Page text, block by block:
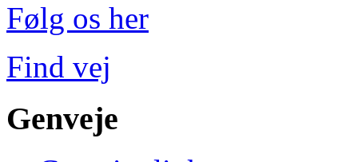
Følg os her
Find vej
Genveje